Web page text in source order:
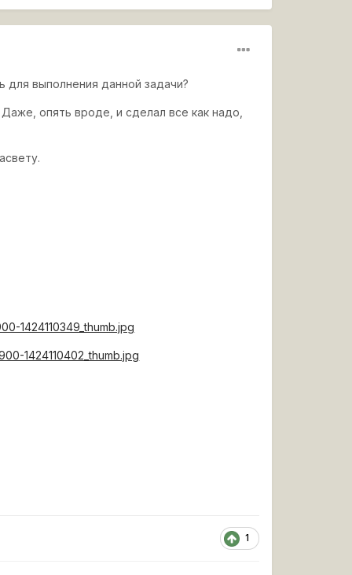
выполнения данной задачи?
опять вроде, и сделал все как надо,
1424110349_thumb.jpg
1424110402_thumb.jpg
1